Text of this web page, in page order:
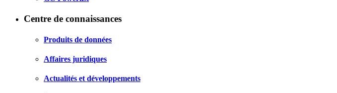
Centre de connaissances
Produits de données
Affaires juridiques
Actualités et développements